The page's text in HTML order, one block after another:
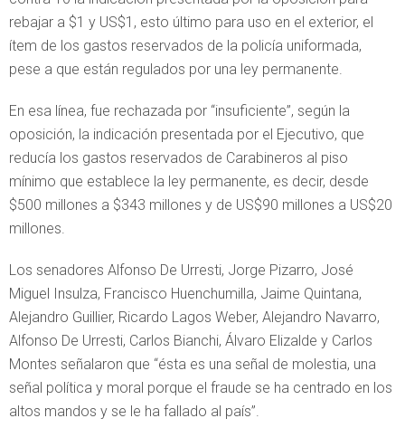
rebajar a $1 y US$1, esto último para uso en el exterior, el
ítem de los gastos reservados de la policía uniformada,
pese a que están regulados por una ley permanente.
En esa línea, fue rechazada por “insuficiente”, según la
oposición, la indicación presentada por el Ejecutivo, que
reducía los gastos reservados de Carabineros al piso
mínimo que establece la ley permanente, es decir, desde
$500 millones a $343 millones y de US$90 millones a US$20
millones.
Los senadores Alfonso De Urresti, Jorge Pizarro, José
Miguel Insulza, Francisco Huenchumilla, Jaime Quintana,
Alejandro Guillier, Ricardo Lagos Weber, Alejandro Navarro,
Alfonso De Urresti, Carlos Bianchi, Álvaro Elizalde y Carlos
Montes señalaron que “ésta es una señal de molestia, una
señal política y moral porque el fraude se ha centrado en los
altos mandos y se le ha fallado al país”.